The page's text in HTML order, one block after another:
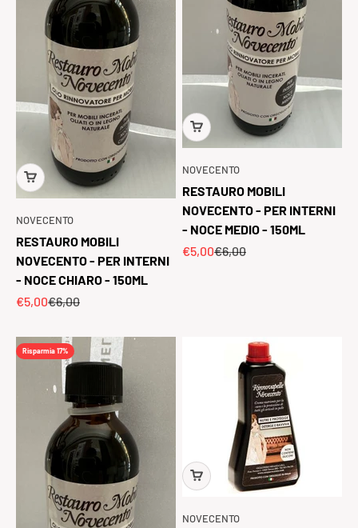
NOVECENTO
RESTAURO MOBILI
NOVECENTO - PER INTERNI
- NOCE CHIARO - 150ML
Prezzo scontato
€5,00Prezzo
€6,00
NOVECENTO
RESTAURO MOBILI
NOVECENTO - PER INTERNI
- NOCE MEDIO - 150ML
Prezzo scontato
€5,00Prezzo
€6,00
Risparmia 17%
NOVECENTO